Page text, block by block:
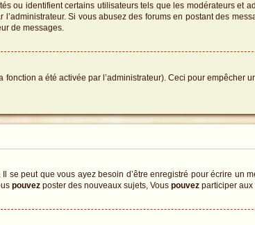
ou identifient certains utilisateurs tels que les modérateurs et
Si vous abusez des forums en postant des
de messages.
a été activée par l’administrateur). Ceci pour empêcher
peut que vous ayez besoin d’être enregistré pour écrire un
pouvez poster des nouveaux sujets, Vous pouvez participer aux